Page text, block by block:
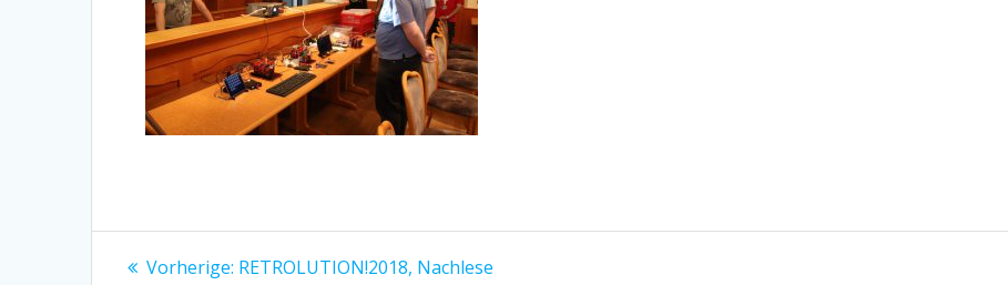
Beitragsnavigation
Vorherige: Vorheriger
RETROLUTION!2018, Nachlese